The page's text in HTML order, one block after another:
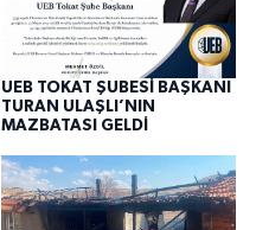
UEB TOKAT ŞUBESİ BAŞKANI
TURAN ULAŞLI’NIN
MAZBATASI GELDİ